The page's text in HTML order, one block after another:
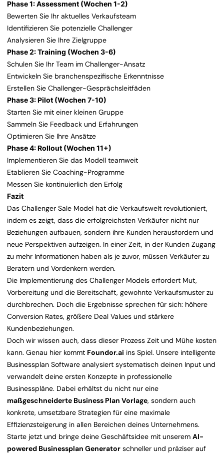
Phase 1: Assessment (Wochen 1-2)
Bewerten Sie Ihr aktuelles Verkaufsteam
Identifizieren Sie potenzielle Challenger
Analysieren Sie Ihre Zielgruppe
Phase 2: Training (Wochen 3-6)
Schulen Sie Ihr Team im Challenger-Ansatz
Entwickeln Sie branchenspezifische Erkenntnisse
Erstellen Sie Challenger-Gesprächsleitfäden
Phase 3: Pilot (Wochen 7-10)
Starten Sie mit einer kleinen Gruppe
Sammeln Sie Feedback und Erfahrungen
Optimieren Sie Ihre Ansätze
Phase 4: Rollout (Wochen 11+)
Implementieren Sie das Modell teamweit
Etablieren Sie Coaching-Programme
Messen Sie kontinuierlich den Erfolg
Fazit
Das Challenger Sale Model hat die Verkaufswelt revolutioniert,
indem es zeigt, dass die erfolgreichsten Verkäufer nicht nur
Beziehungen aufbauen, sondern ihre Kunden herausfordern und
neue Perspektiven aufzeigen. In einer Zeit, in der Kunden Zugang
zu mehr Informationen haben als je zuvor, müssen Verkäufer zu
Beratern und Vordenkern werden.
Die Implementierung des Challenger Models erfordert Mut,
Vorbereitung und die Bereitschaft, gewohnte Verkaufsmuster zu
durchbrechen. Doch die Ergebnisse sprechen für sich: höhere
Conversion Rates, größere Deal Values und stärkere
Kundenbeziehungen.
Doch wir wissen auch, dass dieser Prozess Zeit und Mühe kosten
kann. Genau hier kommt Foundor.ai ins Spiel. Unsere intelligente
Businessplan Software analysiert systematisch deinen Input und
verwandelt deine ersten Konzepte in professionelle
Businesspläne. Dabei erhältst du nicht nur eine
maßgeschneiderte Business Plan Vorlage, sondern auch
konkrete, umsetzbare Strategien für eine maximale
Effizienzsteigerung in allen Bereichen deines Unternehmens.
Starte jetzt und bringe deine Geschäftsidee mit unserem AI-
powered Businessplan Generator schneller und präziser auf